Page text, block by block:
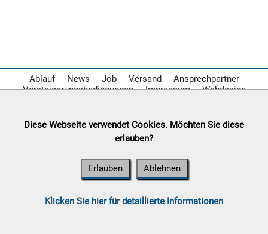
11.08:
Ablauf News Job Versand
Ansprechpartner
Versteigerungsbedingungen
Impressum Webdesign
Diese Webseite verwendet Cookies. Möchten Sie diese
erlauben?
Erlauben Ablehnen
Klicken Sie hier für detaillierte Informationen